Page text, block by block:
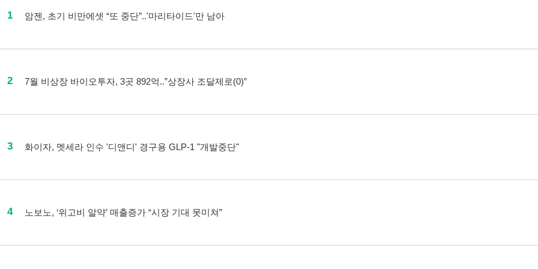
1 암젠, 초기 비만에셋 “또 중단”..'마리타이드'만 남아
2 7월 비상장 바이오투자, 3곳 892억..”상장사 조달제로(0)”
3 화이자, 멧세라 인수 '디앤디' 경구용 GLP-1 "개발중단"
4 노보노, ‘위고비 알약’ 매출증가 “시장 기대 못미쳐”